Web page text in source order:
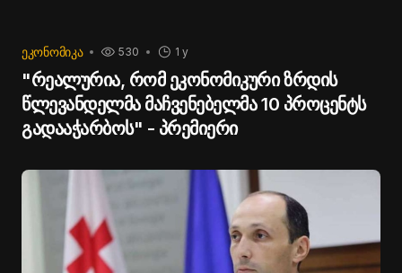
ᲔᲙᲝᲜᲝᲛᲘᲙᲐ 1 y
530
"რეალურია, რომ ეკონომიკური ზრდის
წლევანდელმა მაჩვენებელმა 10 პროცენტს
გადააჭარბოს" - პრემიერი